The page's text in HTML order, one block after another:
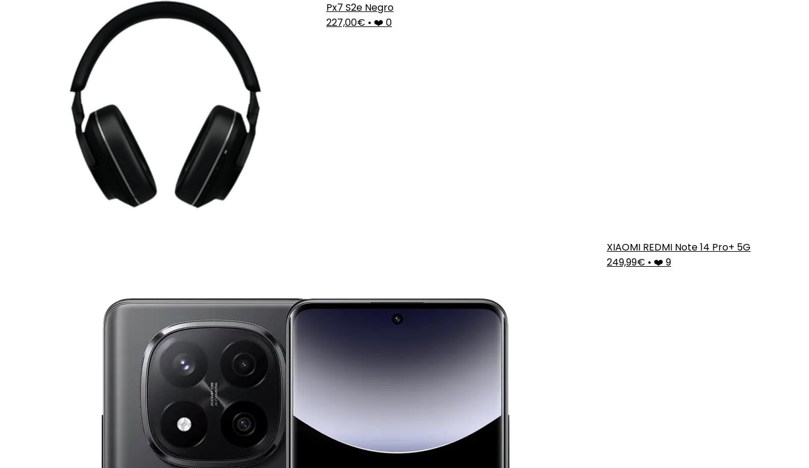
Px7 S2e Negro
227,00€ • ❤️ 0
XIAOMI REDMI Note 14 Pro+ 5G
249,99€ • ❤️ 9